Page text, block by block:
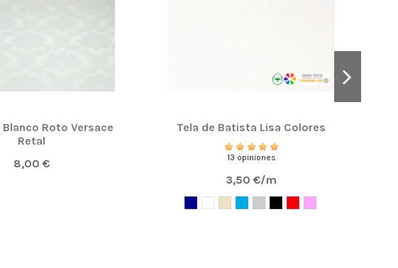
Roto Versace
Retal
8,00 €
Tela de Batista Lisa Colores
13 opiniones
3,50 €/m